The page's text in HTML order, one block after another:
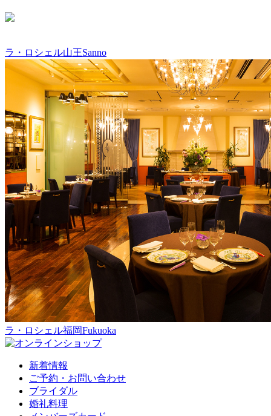
ラ・ロシェル山王Sanno
ラ・ロシェル福岡Fukuoka
新着情報
ご予約・お問い合わせ
ブライダル
婚礼料理